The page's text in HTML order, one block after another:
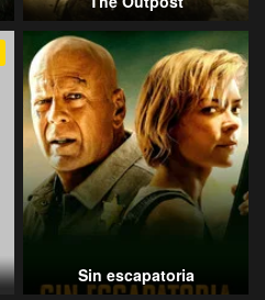
Sin escapatoria